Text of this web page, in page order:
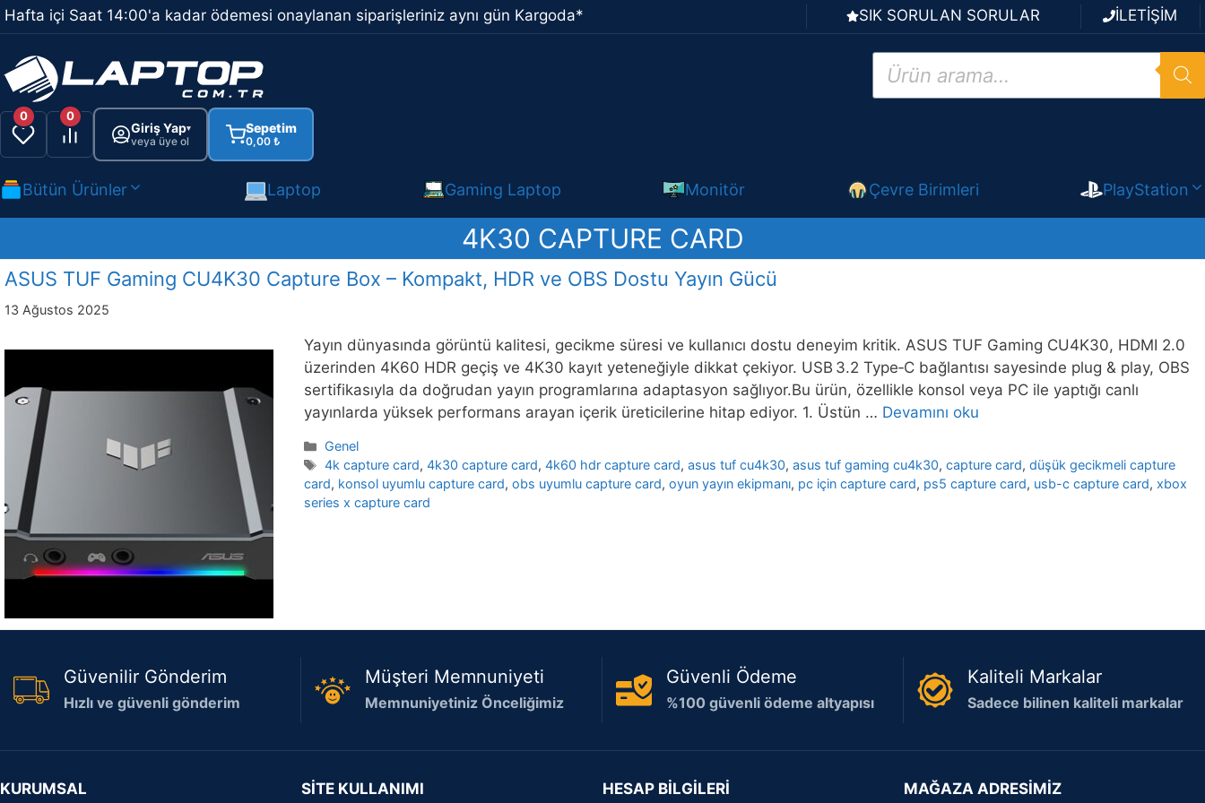
İçeriğe
atla
Hafta içi Saat 14:00'a kadar ödemesi onaylanan siparişleriniz aynı gün Kargoda* SIK SORULAN SORULAR İLETİŞİM
Products
search
0 0
Giriş Yap▾
veya üye ol
Sepetim
0,00 ₺
Bütün Ürünler Laptop Gaming Laptop Monitör Çevre Birimleri PlayStation
4K30 CAPTURE CARD
ASUS TUF Gaming CU4K30 Capture Box – Kompakt, HDR ve OBS Dostu Yayın Gücü
13 Ağustos 2025
Yayın dünyasında görüntü kalitesi, gecikme süresi ve kullanıcı dostu deneyim kritik. ASUS TUF Gaming CU4K30, HDMI 2.0
üzerinden 4K60 HDR geçiş ve 4K30 kayıt yeteneğiyle dikkat çekiyor. USB 3.2 Type‑C bağlantısı sayesinde plug & play, OBS
sertifikasıyla da doğrudan yayın programlarına adaptasyon sağlıyor.Bu ürün, özellikle konsol veya PC ile yaptığı canlı
yayınlarda yüksek performans arayan içerik üreticilerine hitap ediyor. 1. Üstün … Devamını oku
Kategoriler
Genel
Etiketler
4k capture card,4k30 capture card,4k60 hdr capture card,asus tuf cu4k30,asus tuf gaming cu4k30,capture card,düşük gecikmeli capture
card, konsol uyumlu capture card, obs uyumlu capture card, oyun yayın ekipmanı, pc için capture card, ps5 capture card, usb-c capture card, xbox
series x capture card
Güvenilir Gönderim
Hızlı ve güvenli gönderim
Müşteri Memnuniyeti
Memnuniyetiniz Önceliğimiz
Güvenli Ödeme
%100 güvenli ödeme altyapısı
Kaliteli Markalar
Sadece bilinen kaliteli markalar
KURUMSAL SİTE KULLANIMI HESAP BİLGİLERİ MAĞAZA ADRESİMİZ